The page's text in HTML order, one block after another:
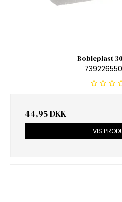
Bobleplast
44,95 DKK
VIS